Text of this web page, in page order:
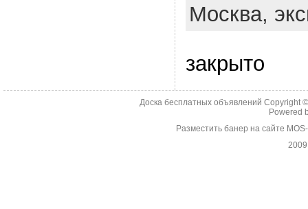
Москва,
закрыто
Доска бесплатных объявлений Copyright
Powered
Разместить банер на сайте